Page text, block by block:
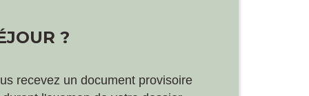
?
recevez un document provisoire